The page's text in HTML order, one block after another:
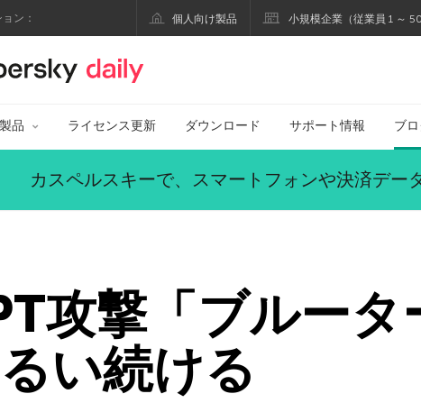
ン： 個人向け製品 小規模企業（従業員 1 ～ 50
カスペルスキー公式ブログ
品 ライセンス更新 ダウンロード サポート情報 ブ
カスペルスキーで、スマートフォンや決済デー
攻撃「ブルー
い続ける